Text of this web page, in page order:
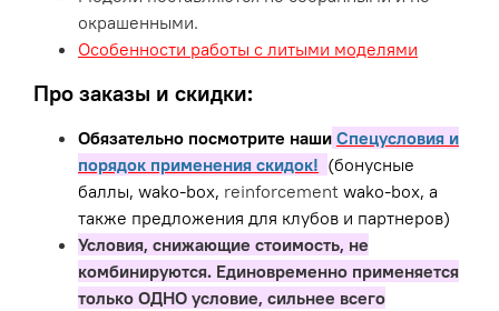
окрашенными.
Особенности работы с литыми моделями
Про заказы и скидки:
Обязательно посмотрите наши Спецусловия и
порядок применения скидок! (бонусные
баллы, wako-box, reinforcement wako-box, а
также предложения для клубов и партнеров)
Условия, снижающие стоимость, не
комбинируются. Единовременно применяется
только ОДНО условие, сильнее всего